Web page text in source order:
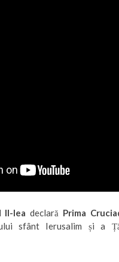
II-lea declară Prima
sfânt Ierusalim și a